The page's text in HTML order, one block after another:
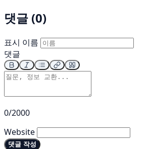
댓글 (0)
표시 이름
댓글
0/2000
Website
댓글 작성